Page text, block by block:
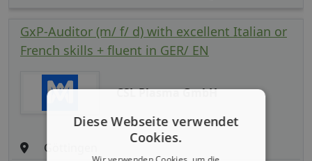
GxP-Auditor (m/ f/ d) with excellent Italian or
French skills + fluent in GER/ EN
CSL Plasma GmbH
Göttingen
Diese Webseite verwendet
Cookies.